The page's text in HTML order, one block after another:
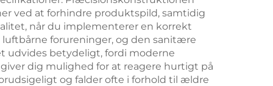
ved at forhindre produktspild, samtidig
når du implementerer en korrekt
forureninger, og den sanitære
udvides betydeligt, fordi moderne
dig mulighed for at reagere hurtigt på
og falder ofte i forhold til ældre